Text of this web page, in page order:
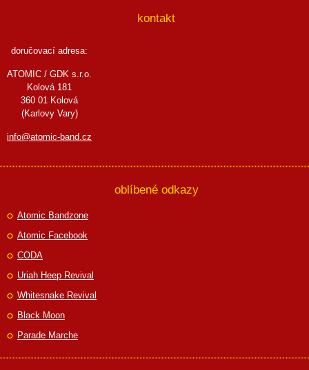
kontakt
doručovací adresa:
ATOMIC / GDK s.r.o.
Kolová 181
360 01 Kolová
(Karlovy Vary)
info@atomic-band.cz
oblíbené odkazy
Atomic Bandzone
Atomic Facebook
CODA
Uriah Heep Revival
Whitesnake Revival
Black Moon
Parade Marche